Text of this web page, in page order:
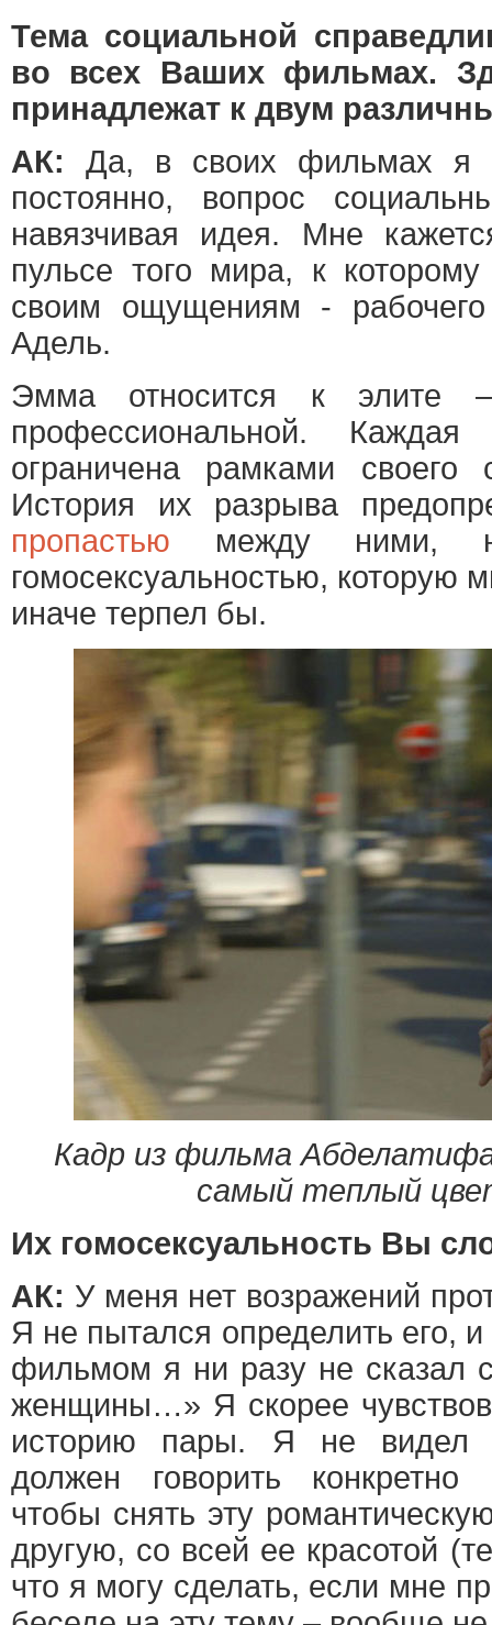
Тема социальной
во всех Ваших фильмах.
принадлежат к двум
АК: Да, в своих фильмах я
постоянно, вопрос
навязчивая идея. Мне
пульсе того мира, к
своим ощущениям -
Адель.
Эмма относится к элите –
профессиональной.
ограничена рамками своего
История их разрыва
пропастью между ними,
гомосексуальностью, которую
иначе терпел бы.
Кадр из фильма
самый теплый
Их гомосексуальность Вы
АК: У меня нет возражений
Я не пытался определить его,
фильмом я ни разу не сказал
женщины…» Я скорее
историю пары. Я не видел
должен говорить конкретно
чтобы снять эту
другую, со всей ее красотой
что я могу сделать, если мне